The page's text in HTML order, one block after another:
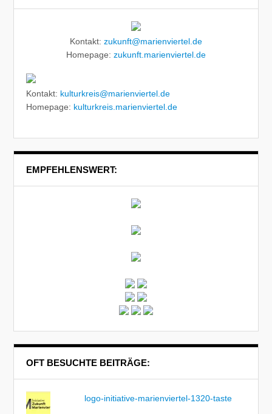
Kontakt: zukunft@marienviertel.de
Homepage: zukunft.marienviertel.de
Kontakt: kulturkreis@marienviertel.de
Homepage: kulturkreis.marienviertel.de
EMPFEHLENSWERT:
OFT BESUCHTE BEITRÄGE:
logo-initiative-marienviertel-1320-taste